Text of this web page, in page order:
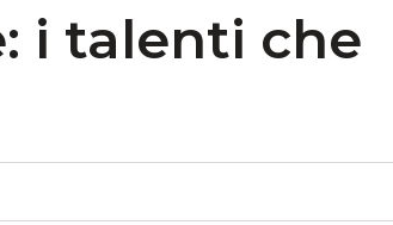
i talenti che